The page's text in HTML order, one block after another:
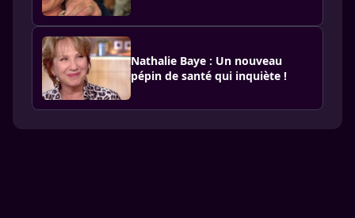
Nathalie Baye : Un nouveau
pépin de santé qui inquiète !